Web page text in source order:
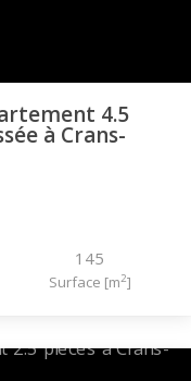
4.5
à Crans-
145
Surface [m2]